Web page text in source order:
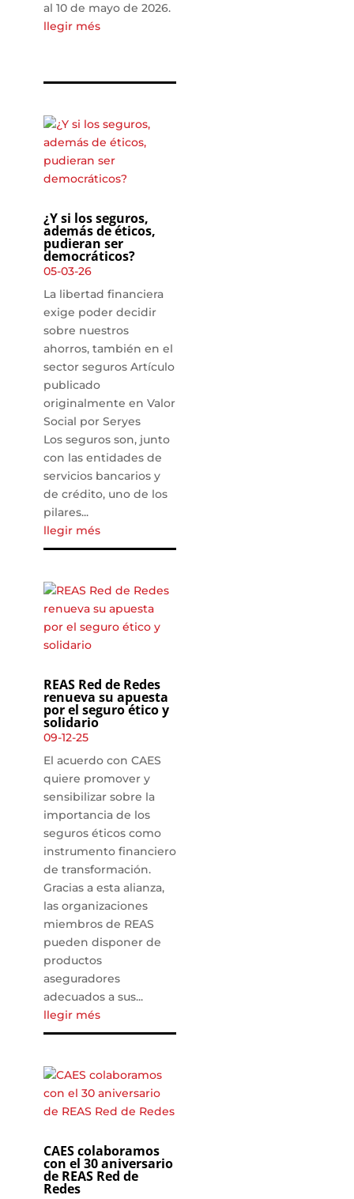
al 10 de mayo de 2026.
llegir més
¿Y si los seguros,
además de éticos,
pudieran ser
democráticos?
05-03-26
La libertad financiera
exige poder decidir
sobre nuestros
ahorros, también en el
sector seguros Artículo
publicado
originalmente en Valor
Social por Seryes
Los seguros son, junto
con las entidades de
servicios bancarios y
de crédito, uno de los
pilares...
llegir més
REAS Red de Redes
renueva su apuesta
por el seguro ético y
solidario
09-12-25
El acuerdo con CAES
quiere promover y
sensibilizar sobre la
importancia de los
seguros éticos como
instrumento financiero
de transformación.
Gracias a esta alianza,
las organizaciones
miembros de REAS
pueden disponer de
productos
aseguradores
adecuados a sus...
llegir més
CAES colaboramos
con el 30 aniversario
de REAS Red de
Redes